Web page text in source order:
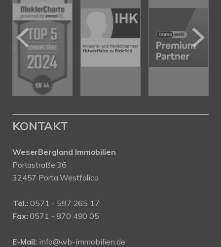
KONTAKT
WeserBergland Immobilien
Portastraße 36
32457 Porta Westfalica
Tel.: 0571 - 597 265 17
Fax: 0571 - 870 490 05
E-Mail: info@wb-immobilien.de